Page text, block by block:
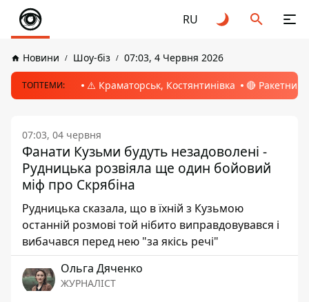
RU
Новини Шоу-біз 07:03, 4 Червня 2026
ТОПТЕМИ: ⚠️ Краматорськ, Костянтинівка 🔴 Ракетний
07:03, 04 червня
Фанати Кузьми будуть незадоволені -
Рудницька розвіяла ще один бойовий
міф про Скрябіна
Рудницька сказала, що в їхній з Кузьмою
останній розмові той нібито виправдовувався і
вибачався перед нею "за якісь речі"
Ольга Дяченко
ЖУРНАЛІСТ